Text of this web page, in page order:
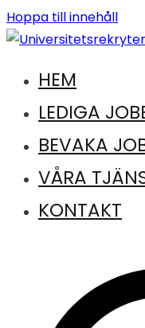
Hoppa till innehåll
Jobb inom
HEM
LEDIGA
BEVAKA
VÅRA
KONTAKT